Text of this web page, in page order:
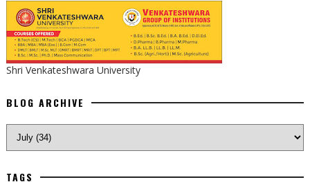
Shri Venkateshwara University
BLOG ARCHIVE
TAGS